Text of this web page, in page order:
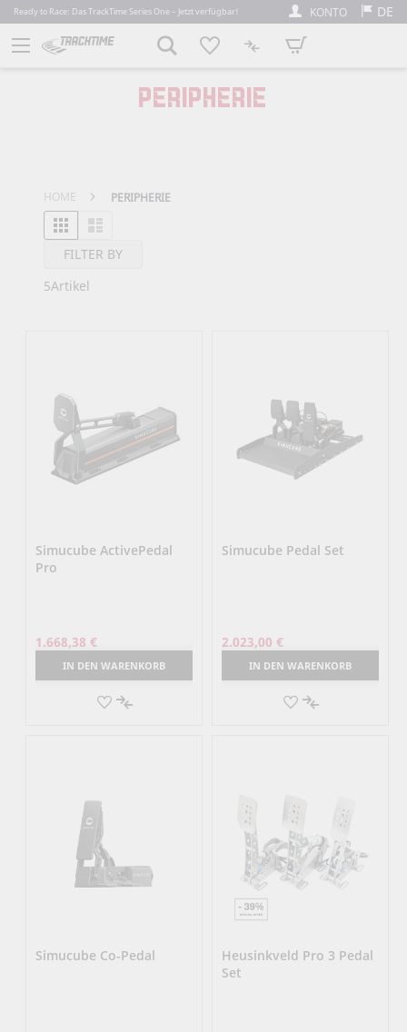
Ready to Race: Das TrackTime Series One – Jetzt verfügbar! KONTO DE
Mein Warenkorb
PERIPHERIE
HOME PERIPHERIE
FILTER BY
Ansicht als
RasterListe
5Artikel
Simucube ActivePedal
Pro
1.668,38 €
IN DEN WARENKORB
AUF
Simucube Pedal Set
2.023,00 €
IN DEN WARENKORB
AUF
Simucube Co-Pedal
Heusinkveld Pro 3 Pedal
Set